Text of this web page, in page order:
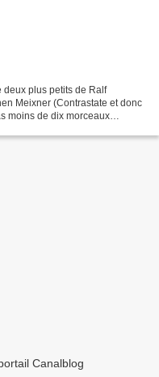
deux plus petits de Ralf
Meixner (Contrastate et donc
moins de dix morceaux
Canalblog